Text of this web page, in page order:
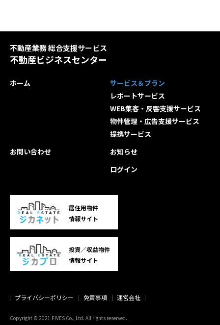
不動産業務 総合支援サービス
不動産ビジネスセンター
ホーム
サービス＆プラン
レポートサービス
WEB集客・反響支援サービス
物件管理・広告支援サービス
提携サービス
お問い合わせ
お知らせ
ログイン
居住用物件
情報サイト
投資／収益物件
情報サイト
プライバシーポリシー 免責事項 運営会社
Copyright © 2021 FIVES Co., Ltd. All rights reserved.